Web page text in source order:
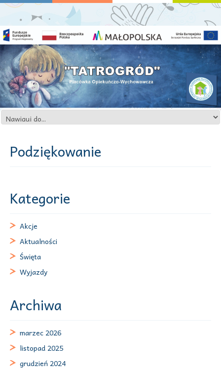
Podziękowanie
Kategorie
Akcje
Aktualności
Święta
Wyjazdy
Archiwa
marzec 2026
listopad 2025
grudzień 2024